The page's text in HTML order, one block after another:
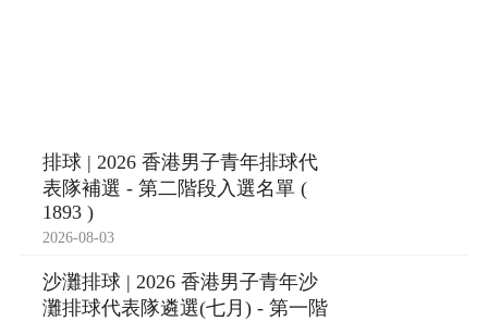
排球 | 2026 香港男子青年排球代
表隊補選 - 第二階段入選名單 (
1893 )
2026-08-03
沙灘排球 | 2026 香港男子青年沙
灘排球代表隊遴選(七月) - 第一階